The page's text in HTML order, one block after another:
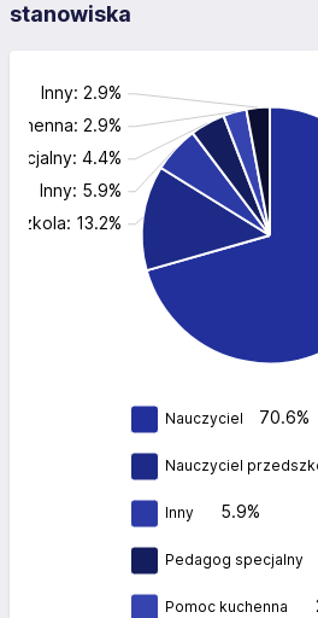
stanowiska
13.2%
Inny: 5.9%
4.4%
2.9%
Inny: 2.9%
Nauczyciel 70.6%
Nauczyciel
Inny 5.9%
Pedagog specjalny
Pomoc kuchenna